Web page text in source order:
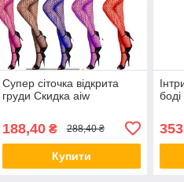
Супер сіточка відкрита
груди Скидка aiw
188,40₴ 288,40 ₴
Купити